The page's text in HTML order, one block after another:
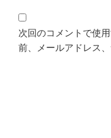
次回のコメントで使
前、メールアドレス